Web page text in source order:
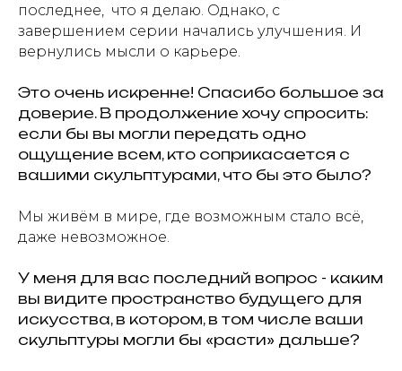
последнее, что я делаю. Однако, с
завершением серии начались улучшения. И
вернулись мысли о карьере.
Это очень искренне! Спасибо большое за
доверие. В продолжение хочу спросить:
если бы вы могли передать одно
ощущение всем, кто соприкасается с
вашими скульптурами, что бы это было?
Мы живём в мире, где возможным стало всё,
даже невозможное.
У меня для вас последний вопрос - каким
вы видите пространство будущего для
искусства, в котором, в том числе ваши
скульптуры могли бы «расти» дальше?